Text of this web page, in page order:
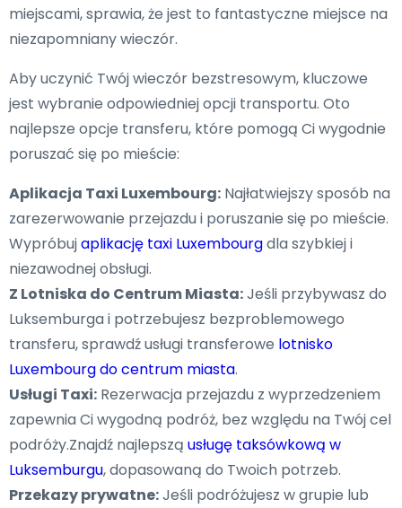
miejscami, sprawia, że jest to fantastyczne miejsce na
niezapomniany wieczór.
Aby uczynić Twój wieczór bezstresowym, kluczowe
jest wybranie odpowiedniej opcji transportu. Oto
najlepsze opcje transferu, które pomogą Ci wygodnie
poruszać się po mieście:
Aplikacja Taxi Luxembourg: Najłatwiejszy sposób na
zarezerwowanie przejazdu i poruszanie się po mieście.
Wypróbujaplikację taxi Luxembourgdla szybkiej i
niezawodnej obsługi.
Z Lotniska do Centrum Miasta:Jeśli przybywasz do
Luksemburga i potrzebujesz bezproblemowego
transferu, sprawdź usługi transferowe lotnisko
Luxembourg do centrum miasta.
Usługi Taxi: Rezerwacja przejazdu z wyprzedzeniem
zapewnia Ci wygodną podróż, bez względu na Twój cel
podróży.Znajdź najlepszą usługę taksówkową w
Luksemburgu, dopasowaną do Twoich potrzeb.
Przekazy prywatne:Jeśli podróżujesz w grupie lub